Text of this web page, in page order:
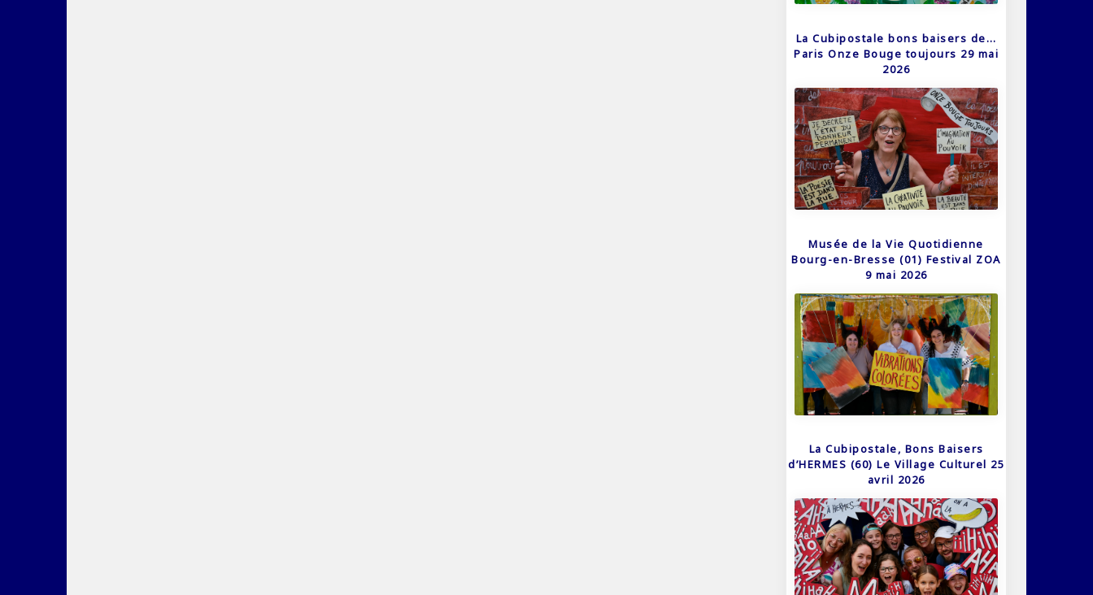
La Cubipostale bons baisers de…
Paris Onze Bouge toujours 29 mai
2026
Musée de la Vie Quotidienne
Bourg-en-Bresse (01) Festival ZOA
9 mai 2026
La Cubipostale, Bons Baisers
d’HERMES (60) Le Village Culturel 25
avril 2026